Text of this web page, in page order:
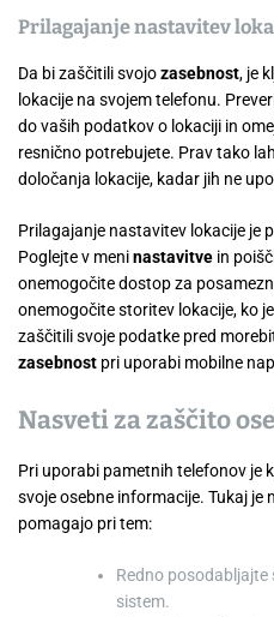
Prilagajanje nastavitev
Da bi zaščitili svojozasebnost, je
lokacije na svojem telefonu.
do vaših podatkov o lokaciji in
resnično potrebujete. Prav tako
določanja lokacije, kadar jih ne
Prilagajanje nastavitev lokacije je
Poglejte v meninastavitve in
onemogočite dostop za
onemogočite storitev lokacije, ko
zaščitili svoje podatke pred
zasebnost pri uporabi mobilne
Nasveti za zaščito
Pri uporabi pametnih telefonov je
svoje osebne informacije. Tukaj je
pomagajo pri tem:
Redno posodabljajte
sistem.